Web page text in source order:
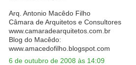
Arq. Antonio Macêdo Filho
Câmara de Arquitetos e Consultores
www.camaradearquitetos.com.br
Blog do Macêdo:
www.amacedofilho.blogspot.com
6 de outubro de 2008 às 14:09